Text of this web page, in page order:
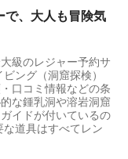
で、大人も冒険気
級のレジャー予約サ
ング（洞窟探検）
口コミ情報などの条
な鍾乳洞や溶岩洞窟
イドが付いているの
道具はすべてレン